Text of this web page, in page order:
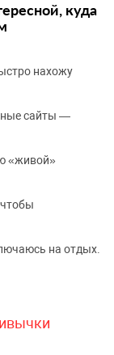
куда
нахожу
сайты —
«живой»
на отдых.